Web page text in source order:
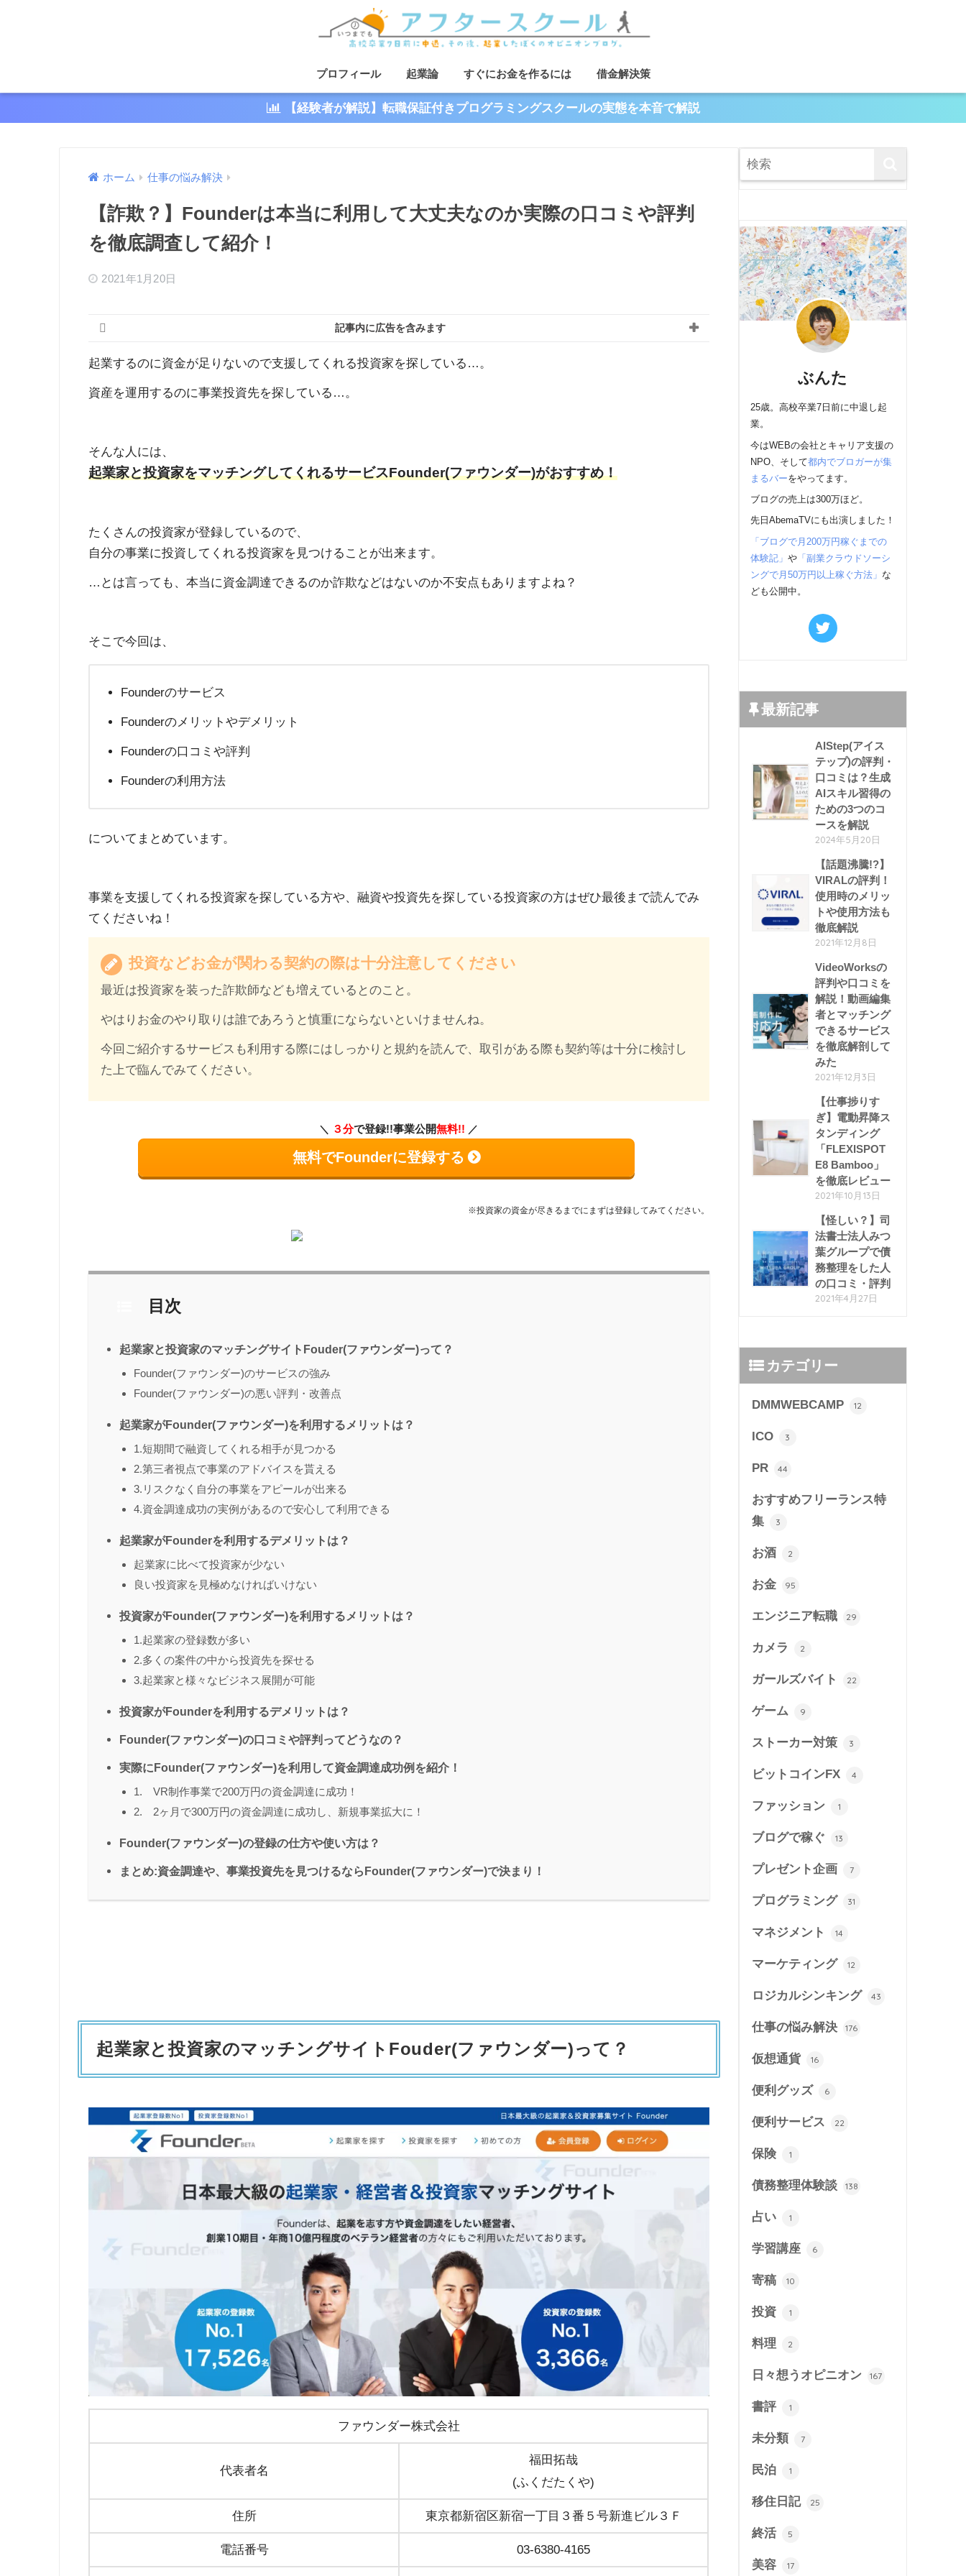
プロフィール 起業論 すぐにお金を作るには 借金解決策
【経験者が解説】転職保証付きプログラミングスクールの実態を本音で解説
ホーム 仕事の悩み解決
【詐欺？】Founderは本当に利用して大丈夫なのか実際の口コミや評判
を徹底調査して紹介！
2021年1月20日
記事内に広告を含みます
起業するのに資金が足りないので支援してくれる投資家を探している…。
資産を運用するのに事業投資先を探している…。
そんな人には、
起業家と投資家をマッチングしてくれるサービスFounder(ファウンダー)がおすすめ！
たくさんの投資家が登録しているので、
自分の事業に投資してくれる投資家を見つけることが出来ます。
…とは言っても、本当に資金調達できるのか詐欺などはないのか不安点もありますよね？
そこで今回は、
Founderのサービス
Founderのメリットやデメリット
Founderの口コミや評判
Founderの利用方法
についてまとめています。
事業を支援してくれる投資家を探している方や、融資や投資先を探している投資家の方はぜひ最後まで読んでみ
てくださいね！
投資などお金が関わる契約の際は十分注意してください
最近は投資家を装った詐欺師なども増えているとのこと。
やはりお金のやり取りは誰であろうと慎重にならないといけませんね。
今回ご紹介するサービスも利用する際にはしっかりと規約を読んで、取引がある際も契約等は十分に検討し
た上で臨んでみてください。
３分で登録!!事業公開無料!!
無料でFounderに登録する
※投資家の資金が尽きるまでにまずは登録してみてください。
目次
起業家と投資家のマッチングサイトFouder(ファウンダー)って？
Founder(ファウンダー)のサービスの強み
Founder(ファウンダー)の悪い評判・改善点
起業家がFounder(ファウンダー)を利用するメリットは？
1.短期間で融資してくれる相手が見つかる
2.第三者視点で事業のアドバイスを貰える
3.リスクなく自分の事業をアピールが出来る
4.資金調達成功の実例があるので安心して利用できる
起業家がFounderを利用するデメリットは？
起業家に比べて投資家が少ない
良い投資家を見極めなければいけない
投資家がFounder(ファウンダー)を利用するメリットは？
1.起業家の登録数が多い
2.多くの案件の中から投資先を探せる
3.起業家と様々なビジネス展開が可能
投資家がFounderを利用するデメリットは？
Founder(ファウンダー)の口コミや評判ってどうなの？
実際にFounder(ファウンダー)を利用して資金調達成功例を紹介！
1. VR制作事業で200万円の資金調達に成功！
2. 2ヶ月で300万円の資金調達に成功し、新規事業拡大に！
Founder(ファウンダー)の登録の仕方や使い方は？
まとめ:資金調達や、事業投資先を見つけるならFounder(ファウンダー)で決まり！
起業家と投資家のマッチングサイトFouder(ファウンダー)って？
ファウンダー株式会社
代表者名
福田拓哉
(ふくだたくや)
住所 東京都新宿区新宿一丁目３番５号新進ビル３Ｆ
電話番号 03-6380-4165
ぶんた
25歳。高校卒業7日前に中退し起
業。
今はWEBの会社とキャリア支援の
NPO、そして都内でブロガーが集
まるバーをやってます。
ブログの売上は300万ほど。
先日AbemaTVにも出演しました！
「ブログで月200万円稼ぐまでの
体験記」 や「副業クラウドソーシ
ングで月50万円以上稼ぐ方法」 な
ども公開中。
最新記事
AIStep(アイス
テップ)の評判・
口コミは？生成
AIスキル習得の
ための3つのコ
ースを解説
2024年5月20日
【話題沸騰!?】
VIRALの評判！
使用時のメリッ
トや使用方法も
徹底解説
2021年12月8日
VideoWorksの
評判や口コミを
解説！動画編集
者とマッチング
できるサービス
を徹底解剖して
みた
2021年12月3日
【仕事捗りす
ぎ】電動昇降ス
タンディング
「FLEXISPOT
E8 Bamboo」
を徹底レビュー
2021年10月13日
【怪しい？】司
法書士法人みつ
葉グループで債
務整理をした人
の口コミ・評判
2021年4月27日
カテゴリー
DMMWEBCAMP 12
ICO 3
PR 44
おすすめフリーランス特
集
3
お酒 2
お金 95
エンジニア転職 29
カメラ 2
ガールズバイト 22
ゲーム 9
ストーカー対策 3
ビットコインFX 4
ファッション 1
ブログで稼ぐ 13
プレゼント企画 7
プログラミング 31
マネジメント 14
マーケティング 12
ロジカルシンキング 43
仕事の悩み解決 176
仮想通貨 16
便利グッズ 6
便利サービス 22
保険 1
債務整理体験談 138
占い 1
学習講座 6
寄稿 10
投資 1
料理 2
日々想うオピニオン 167
書評 1
未分類 7
民泊 1
移住日記 25
終活 5
美容 17